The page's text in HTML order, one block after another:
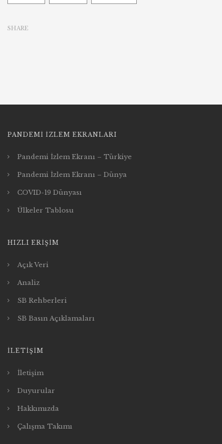
SHARE
PANDEMI İZLEM EKRANLARI
Pandemi İzlem Ekranı – Türkiye
Pandemi İzlem Ekranı – Dünya
COVID-19 Dünyası
Ülkeler Tablosu
HIZLI ERIŞIM
Açık Veri
Analiz
SB Rehberleri
SB Basın Açıklamaları
İLETIŞIM
İletişim
Duyurular
Hakkımızda
Çalışma Takımı